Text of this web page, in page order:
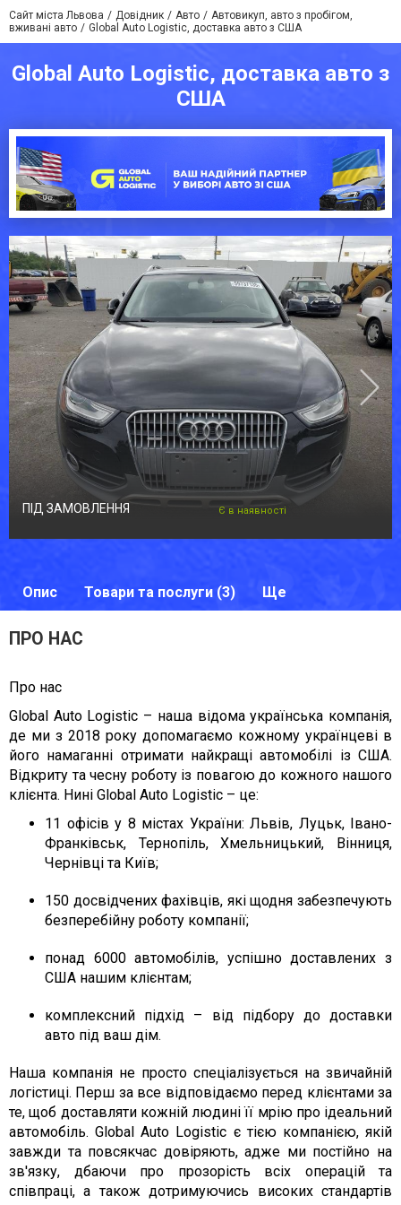
Сайт міста Львова Довідник Авто
Автовикуп, авто з пробігом,
вживані авто
Global Auto Logistic, доставка авто з США
Global Auto Logistic, доставка авто з
США
ПІД ЗАМОВЛЕННЯ Є в наявності
Опис Товари та послуги (3) Ще
ПРО НАС
Про нас
Global Auto Logistic – наша відома українська компанія,
де ми з 2018 року допомагаємо кожному українцеві в
його намаганні отримати найкращі автомобілі із США.
Відкриту та чесну роботу із повагою до кожного нашого
клієнта. Нині Global Auto Logistic – це:
11 офісів у 8 містах України: Львів, Луцьк, Івано-
Франківськ, Тернопіль, Хмельницький, Вінниця,
Чернівці та Київ;
150 досвідчених фахівців, які щодня забезпечують
безперебійну роботу компанії;
понад 6000 автомобілів, успішно доставлених з
США нашим клієнтам;
комплексний підхід – від підбору до доставки
авто під ваш дім.
Наша компанія не просто спеціалізується на звичайній
логістиці. Перш за все відповідаємо перед клієнтами за
те, щоб доставляти кожній людині її мрію про ідеальний
автомобіль. Global Auto Logistic є тією компанією, якій
завжди та повсякчас довіряють, адже ми постійно на
зв'язку, дбаючи про прозорість всіх операцій та
співпраці, а також дотримуючись високих стандартів